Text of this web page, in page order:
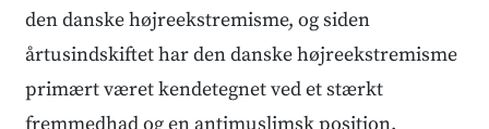
den danske højreekstremisme, og siden
årtusindskiftet har den danske højreekstremisme
primært været kendetegnet ved et stærkt